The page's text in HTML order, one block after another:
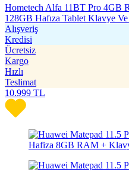
Hometech Alfa 11BT Pro 4GB
128GB Hafıza Tablet Klavye
Alışveriş
Kredisi
Ücretsiz
Kargo
Hızlı
Teslimat
10.999 TL